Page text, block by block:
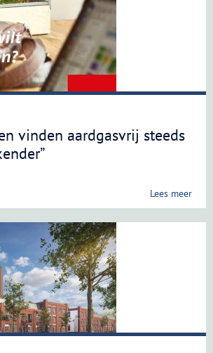
vinden aardgasvrij steeds
Lees meer